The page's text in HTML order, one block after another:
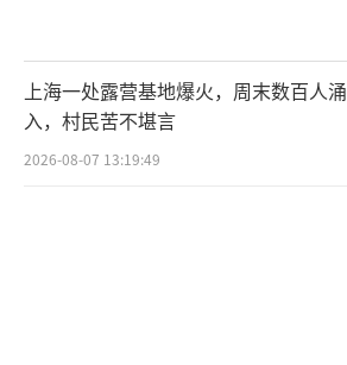
上海一处露营基地爆火，周末数百人涌
入，村民苦不堪言
2026-08-07 13:19:49